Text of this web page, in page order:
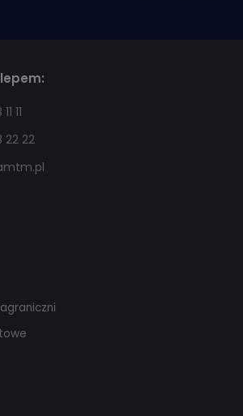
11
22 22